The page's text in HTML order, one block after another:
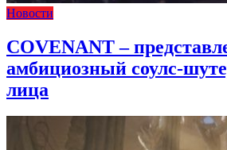
Новости
COVENANT –
амбициозный соулс-
лица